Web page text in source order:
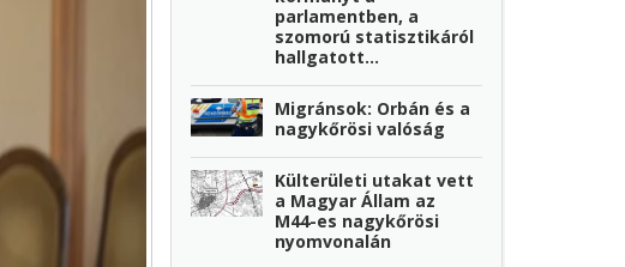
parlamentben, a
szomorú statisztikáról
hallgatott...
Migránsok: Orbán és a
nagykőrösi valóság
Külterületi utakat vett
a Magyar Állam az
M44-es nagykőrösi
nyomvonalán